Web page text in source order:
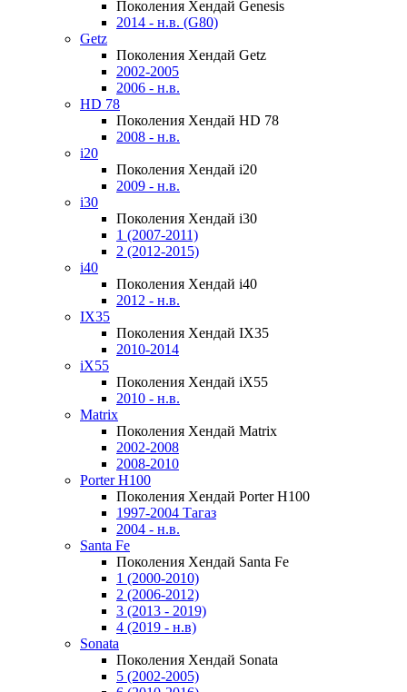
Поколения Хендай Genesis
2014 - н.в. (G80)
Getz
Поколения Хендай Getz
2002-2005
2006 - н.в.
HD 78
Поколения Хендай HD 78
2008 - н.в.
i20
Поколения Хендай i20
2009 - н.в.
i30
Поколения Хендай i30
1 (2007-2011)
2 (2012-2015)
i40
Поколения Хендай i40
2012 - н.в.
IX35
Поколения Хендай IX35
2010-2014
iX55
Поколения Хендай iX55
2010 - н.в.
Matrix
Поколения Хендай Matrix
2002-2008
2008-2010
Porter H100
Поколения Хендай Porter H100
1997-2004 Тагаз
2004 - н.в.
Santa Fe
Поколения Хендай Santa Fe
1 (2000-2010)
2 (2006-2012)
3 (2013 - 2019)
4 (2019 - н.в)
Sonata
Поколения Хендай Sonata
5 (2002-2005)